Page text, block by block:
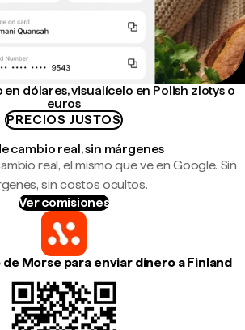
en dólares, visualícelo en Polish zlotys o
euros
PRECIOS JUSTOS
cambio real, sin márgenes
real, el mismo que ve en Google. Sin
sin costos ocultos.
Ver comisiones
de Morse para enviar dinero a Finland